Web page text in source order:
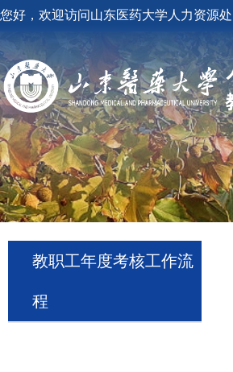
您好，欢迎访问山东医药大学人力资源处
教职工年度考核工作流
程